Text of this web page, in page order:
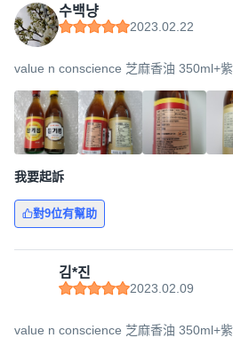
수백냥
2023.02.22
value n conscience 芝麻香油 350ml+
我要起訴
對9位有幫助
김*진
2023.02.09
value n conscience 芝麻香油 350ml+